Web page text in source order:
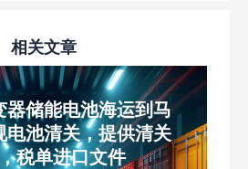
相关文章
器储能电池海运到马
电池清关，提供清关
税单进口文件